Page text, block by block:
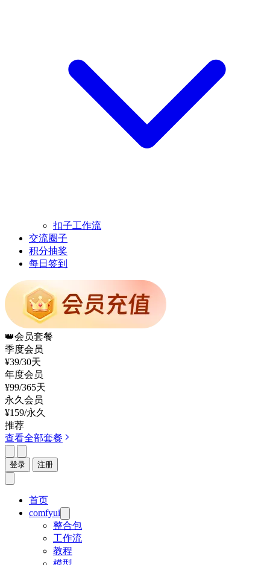
扣子工作流
交流圈子
积分抽奖
每日签到
👑会员套餐
季度会员
¥39/30天
年度会员
¥99/365天
永久会员
¥159/永久
推荐
查看全部套餐
登录 注册
首页
comfyui
整合包
工作流
教程